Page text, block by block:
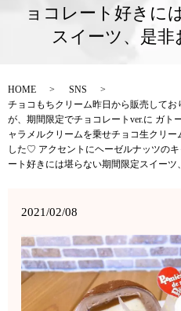
ョコレート好きに
スイーツ、是
HOME
SNS
チョコもちクリーム昨日から販売して
が、期間限定でチョコレートver.に ガト
ャラメルクリームを乗せチョコ生クリ
した♡ アクセントにヘーゼルナッツの
ート好きには堪らない期間限定スイー
2021/02/08